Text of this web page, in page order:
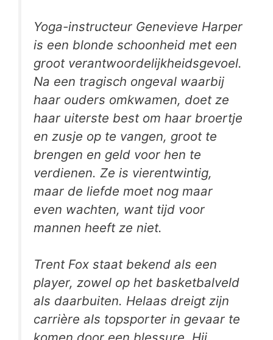
Yoga-instructeur Genevieve Harper
is een blonde schoonheid met een
groot verantwoordelijkheidsgevoel.
Na een tragisch ongeval waarbij
haar ouders omkwamen, doet ze
haar uiterste best om haar broertje
en zusje op te vangen, groot te
brengen en geld voor hen te
verdienen. Ze is vierentwintig,
maar de liefde moet nog maar
even wachten, want tijd voor
mannen heeft ze niet.
Trent Fox staat bekend als een
player, zowel op het basketbalveld
als daarbuiten. Helaas dreigt zijn
carrière als topsporter in gevaar te